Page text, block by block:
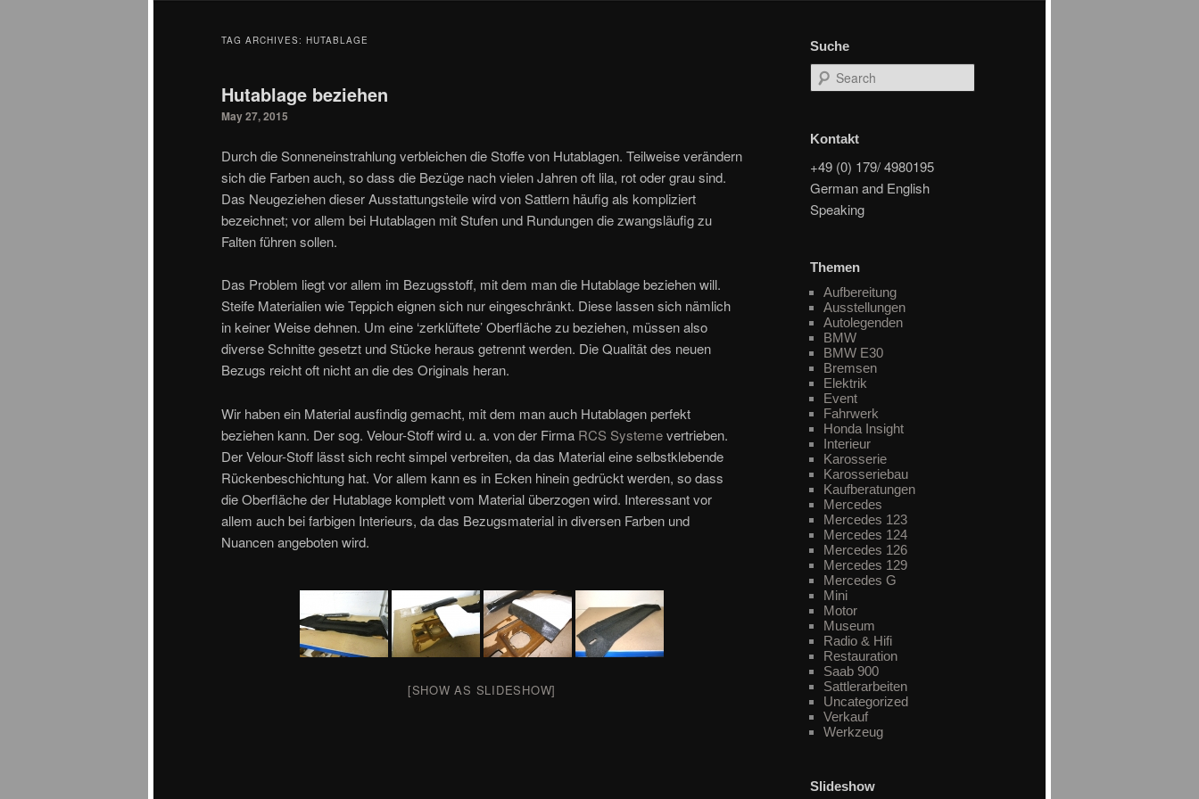
TAG ARCHIVES: HUTABLAGE
Hutablage beziehen
May 27, 2015
Durch die Sonneneinstrahlung verbleichen die Stoffe von Hutablagen. Teilweise verändern
sich die Farben auch, so dass die Bezüge nach vielen Jahren oft lila, rot oder grau sind.
Das Neugeziehen dieser Ausstattungsteile wird von Sattlern häufig als kompliziert
bezeichnet; vor allem bei Hutablagen mit Stufen und Rundungen die zwangsläufig zu
Falten führen sollen.
Das Problem liegt vor allem im Bezugsstoff, mit dem man die Hutablage beziehen will.
Steife Materialien wie Teppich eignen sich nur eingeschränkt. Diese lassen sich nämlich
in keiner Weise dehnen. Um eine ‘zerklüftete’ Oberfläche zu beziehen, müssen also
diverse Schnitte gesetzt und Stücke heraus getrennt werden. Die Qualität des neuen
Bezugs reicht oft nicht an die des Originals heran.
Wir haben ein Material ausfindig gemacht, mit dem man auch Hutablagen perfekt
beziehen kann. Der sog. Velour-Stoff wird u. a. von der Firma RCS Systemevertrieben.
Der Velour-Stoff lässt sich recht simpel verbreiten, da das Material eine selbstklebende
Rückenbeschichtung hat. Vor allem kann es in Ecken hinein gedrückt werden, so dass
die Oberfläche der Hutablage komplett vom Material überzogen wird. Interessant vor
allem auch bei farbigen Interieurs, da das Bezugsmaterial in diversen Farben und
Nuancen angeboten wird.
[SHOW AS SLIDESHOW]
Suche
Search
Kontakt
+49 (0) 179/ 4980195
German and English
Speaking
Themen
Aufbereitung
Ausstellungen
Autolegenden
BMW
BMW E30
Bremsen
Elektrik
Event
Fahrwerk
Honda Insight
Interieur
Karosserie
Karosseriebau
Kaufberatungen
Mercedes
Mercedes 123
Mercedes 124
Mercedes 126
Mercedes 129
Mercedes G
Mini
Motor
Museum
Radio & Hifi
Restauration
Saab 900
Sattlerarbeiten
Uncategorized
Verkauf
Werkzeug
Slideshow